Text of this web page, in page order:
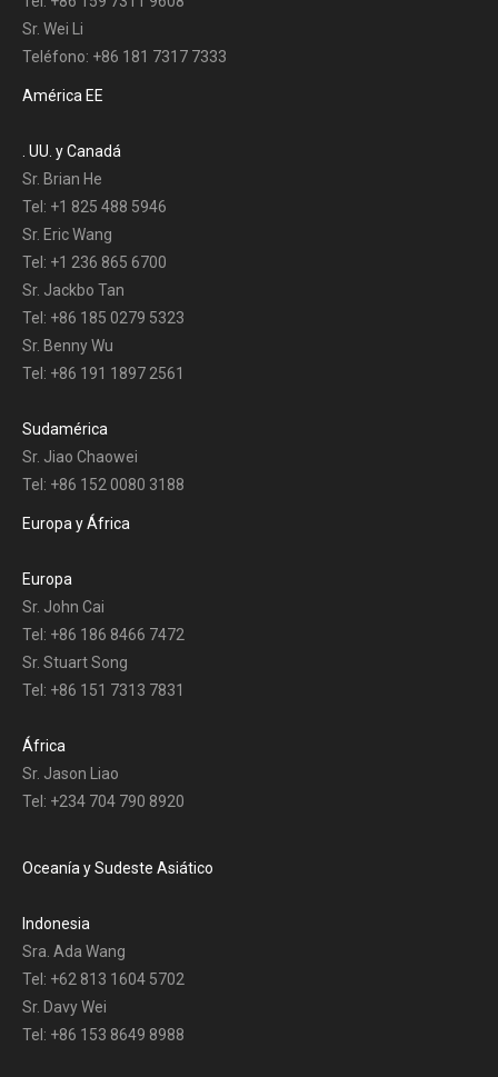
Sr. Wei Li
Teléfono: +86 181 7317 7333
América EE
. UU. y Canadá
Sr. Brian He
Tel: +1 825 488 5946
Sr. Eric Wang
Tel: +1 236 865 6700
Sr. Jackbo Tan
Tel: +86 185 0279 5323
Sr. Benny Wu
Tel: +86 191 1897 2561
Sudamérica
Sr. Jiao Chaowei
Tel: +86 152 0080 3188
Europa y África
Europa
Sr. John Cai
Tel: +86 186 8466 7472
Sr. Stuart Song
Tel: +86 151 7313 7831
África
Sr. Jason Liao
Tel: +234 704 790 8920
Oceanía y Sudeste Asiático
Indonesia
Sra. Ada Wang
Tel: +62 813 1604 5702
Sr. Davy Wei
Tel: +86 153 8649 8988